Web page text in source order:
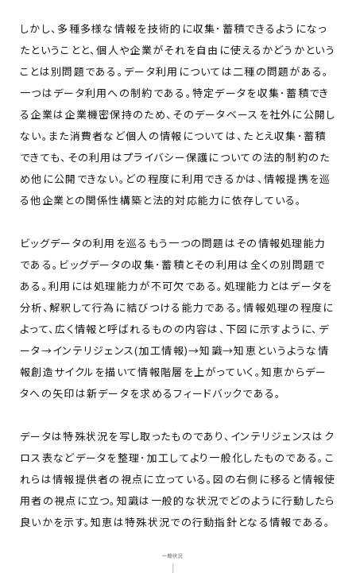
しかし、多種多様な情報を技術的に収集･蓄積できるようになっ
たということと、個人や企業がそれを自由に使えるかどうかという
ことは別問題である。データ利用については二種の問題がある。
一つはデータ利用への制約である。特定データを収集･蓄積でき
る企業は企業機密保持のため、そのデータベースを社外に公開し
ない。また消費者など個人の情報については、たとえ収集･蓄積
できても、その利用はプライバシー保護についての法的制約のた
め他に公開できない。どの程度に利用できるかは、情報提携を巡
る他企業との関係性構築と法的対応能力に依存している。
ビッグデータの利用を巡るもう一つの問題はその情報処理能力
である。ビッグデータの収集･蓄積とその利用は全くの別問題で
ある。利用には処理能力が不可欠である。処理能力とはデータを
分析、解釈して行為に結びつける能力である。情報処理の程度に
よって、広く情報と呼ばれるものの内容は、下図に示すように、デ
ータ→インテリジェンス(加工情報)→知識→知恵というような情
報創造サイクルを描いて情報階層を上がっていく。知恵からデー
タへの矢印は新データを求めるフィードバックである。
データは特殊状況を写し取ったものであり、インテリジェンスはク
ロス表などデータを整理･加工してより一般化したものである。こ
れらは情報提供者の視点に立っている。図の右側に移ると情報使
用者の視点に立つ。知識は一般的な状況でどのように行動したら
良いかを示す。知恵は特殊状況での行動指針となる情報である。